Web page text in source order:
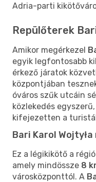
Adria-parti
Repülőterek
Amikor megérkezel
egyik legfontosabb
érkező járatok
központjában
óváros szűk utcáin
közlekedés
kifejezetten a
Bari Karol
Ez a légikikötő a
amely mindössze 8
városközponttól. A